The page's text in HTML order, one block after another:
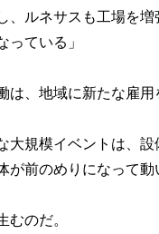
、ルネサスも工場を
っている」
は、地域に新たな雇用
大規模イベントは、
が前のめりになって動
むのだ。